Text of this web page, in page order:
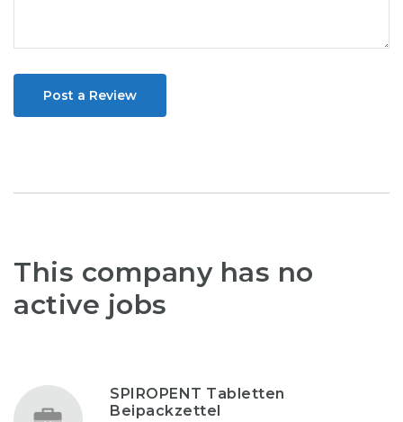
Post a Review
This company has no
active jobs
SPIROPENT Tabletten
Beipackzettel